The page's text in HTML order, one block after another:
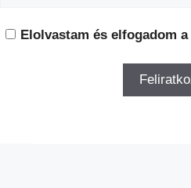
Elolvastam és elfogadom a